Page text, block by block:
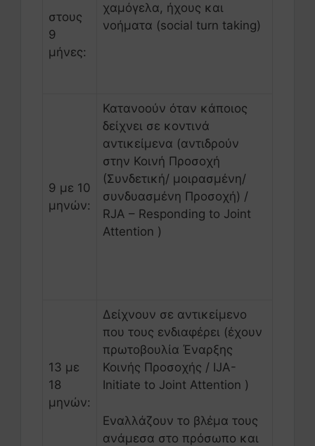
στους
9
μήνες:
χαμόγελα, ήχους και
νοήματα (social turn taking)
9 με 10
μηνών:
Κατανοούν όταν κάποιος
δείχνει σε κοντινά
αντικείμενα (αντιδρούν
στην Κοινή Προσοχή
(Συνδετική/ μοιρασμένη/
συνδυασμένη Προσοχή) /
RJA – Responding to Joint
Attention )
13 με
18
μηνών:
Δείχνουν σε αντικείμενο
που τους ενδιαφέρει (έχουν
πρωτοβουλία Έναρξης
Κοινής Προσοχής / IJA-
Initiate to Joint Attention )
Εναλλάζουν το βλέμα τους
ανάμεσα στο πρόσωπο και